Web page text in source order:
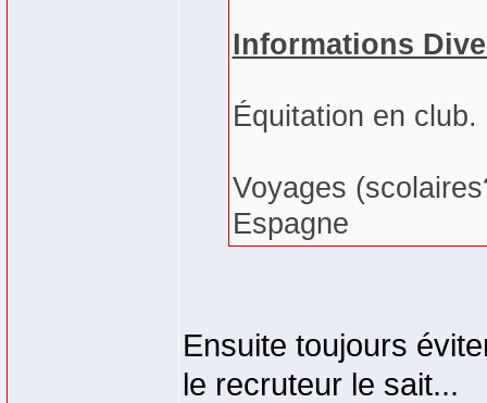
Informations
Équitation en
Voyages
Espagne
Ensuite toujours
le recruteur le sait...